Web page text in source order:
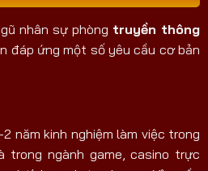
nhân sự phòng truyền thông
đáp ứng một số yêu cầu cơ bản
năm kinh nghiệm làm việc trong
ngành game, casino trực